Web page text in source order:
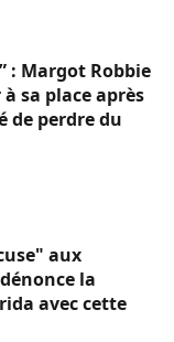
: Margot Robbie
sa place après
de perdre du
aux
la
avec cette